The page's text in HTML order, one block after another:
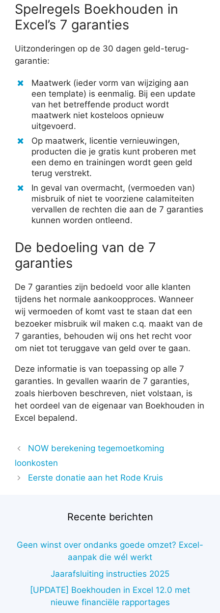
Spelregels Boekhouden in
Excel’s 7 garanties
Uitzonderingen op de 30 dagen geld-terug-
garantie:
Maatwerk (ieder vorm van wijziging aan
een template) is eenmalig. Bij een update
van het betreffende product wordt
maatwerk niet kosteloos opnieuw
uitgevoerd.
Op maatwerk, licentie vernieuwingen,
producten die je gratis kunt proberen met
een demo en trainingen wordt geen geld
terug verstrekt.
In geval van overmacht, (vermoeden van)
misbruik of niet te voorziene calamiteiten
vervallen de rechten die aan de 7 garanties
kunnen worden ontleend.
De bedoeling van de 7
garanties
De 7 garanties zijn bedoeld voor alle klanten
tijdens het normale aankoopproces. Wanneer
wij vermoeden of komt vast te staan dat een
bezoeker misbruik wil maken c.q. maakt van de
7 garanties, behouden wij ons het recht voor
om niet tot teruggave van geld over te gaan.
Deze informatie is van toepassing op alle 7
garanties. In gevallen waarin de 7 garanties,
zoals hierboven beschreven, niet volstaan, is
het oordeel van de eigenaar van Boekhouden in
Excel bepalend.
NOW berekening tegemoetkoming
loonkosten
Eerste donatie aan het Rode Kruis
Recente berichten
Geen winst over ondanks goede omzet? Excel-
aanpak die wél werkt
Jaarafsluiting instructies 2025
[UPDATE] Boekhouden in Excel 12.0 met
nieuwe financiële rapportages